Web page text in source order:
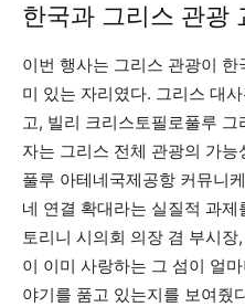
한국과 그리스 관광
이번 행사는 그리스 관광이
미 있는 자리였다. 그리스 대
고, 빌리 크리스토필로풀루
자는 그리스 전체 관광의 가
풀루 아테네국제공항 커뮤니
네 연결 확대라는 실질적 과
토리니 시의회 의장 겸 부시
이 이미 사랑하는 그 섬이 얼
야기를 품고 있는지를 보여줬